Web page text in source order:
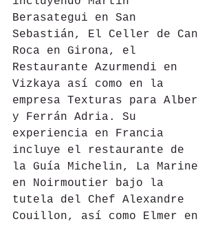
Berasategui en San
Sebastián, El Celler de Can
Roca en Girona, el
Restaurante Azurmendi en
Vizkaya así como en la
empresa Texturas para Alber
y Ferrán Adria. Su
experiencia en Francia
incluye el restaurante de
la Guía Michelin, La Marine
en Noirmoutier bajo la
tutela del Chef Alexandre
Couillon, así como Elmer en